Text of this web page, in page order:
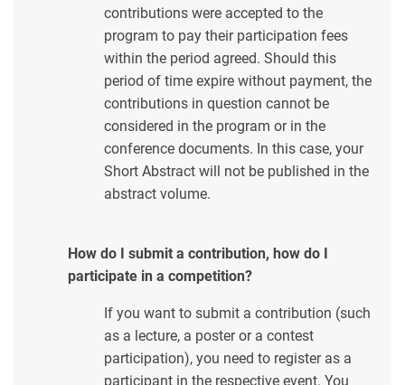
contributions were accepted to the
program to pay their participation fees
within the period agreed. Should this
period of time expire without payment, the
contributions in question cannot be
considered in the program or in the
conference documents. In this case, your
Short Abstract will not be published in the
abstract volume.
How do I submit a contribution, how do I
participate in a competition?
If you want to submit a contribution (such
as a lecture, a poster or a contest
participation), you need to register as a
participant in the respective event. You